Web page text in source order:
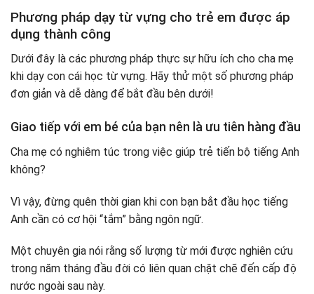
Phương pháp dạy từ vựng cho trẻ em được áp
dụng thành công
Dưới đây là các phương pháp thực sự hữu ích cho cha mẹ
khi dạy con cái học từ vựng. Hãy thử một số phương pháp
đơn giản và dễ dàng để bắt đầu bên dưới!
Giao tiếp với em bé của bạn nên là ưu tiên hàng đầu
Cha mẹ có nghiêm túc trong việc giúp trẻ tiến bộ tiếng Anh
không?
Vì vậy, đừng quên thời gian khi con bạn bắt đầu học tiếng
Anh cần có cơ hội “tắm” bằng ngôn ngữ.
Một chuyên gia nói rằng số lượng từ mới được nghiên cứu
trong năm tháng đầu đời có liên quan chặt chẽ đến cấp độ
nước ngoài sau này.